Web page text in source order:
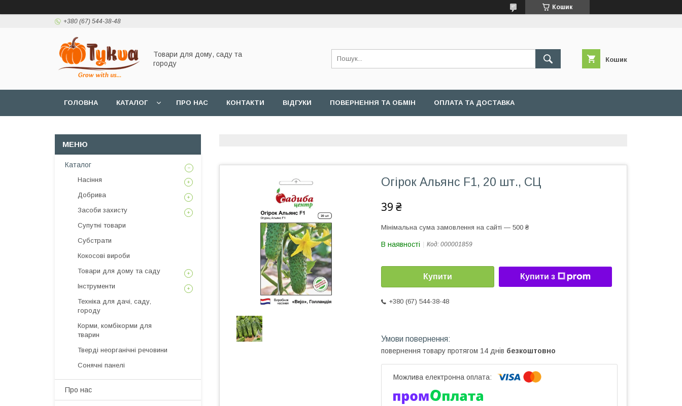
Кошик
+380 (67) 544-38-48
Товари для дому, саду та
городу
Кошик
ГОЛОВНА КАТАЛОГ ПРО НАС КОНТАКТИ ВІДГУКИ ПОВЕРНЕННЯ ТА ОБМІН ОПЛАТА ТА ДОСТАВКА
Огірок Альянс F1, 20 шт., СЦ
39 ₴
Мінімальна сума замовлення на сайті — 500 ₴
В наявності Код: 000001859
Купити Купити з
+380 (67) 544-38-48
повернення товару протягом 14 днів безкоштовно
Каталог
Насіння
Добрива
Засоби захисту
Супутні товари
Субстрати
Кокосові вироби
Товари для дому та саду
Інструменти
Техніка для дачі, саду,
городу
Корми, комбікорми для
тварин
Тверді неорганічні речовини
Сонячні панелі
Про нас